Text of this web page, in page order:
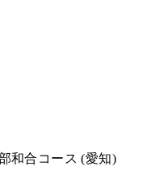
和合コース (愛知)